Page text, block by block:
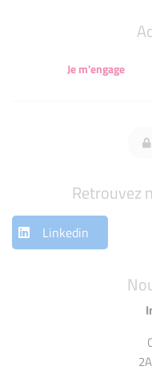
Je m'engage
Retrouvez
Linkedin